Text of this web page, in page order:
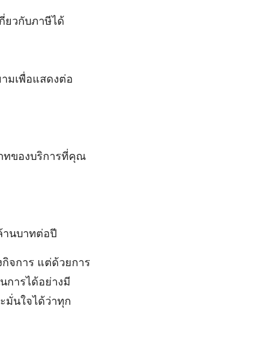
ยวกับภาษีได้
มเพื่อแสดงต่อ
ทของบริการที่คุณ
านบาทต่อปี
จการ แต่ด้วยการ
การได้อย่างมี
มั่นใจได้ว่าทุก